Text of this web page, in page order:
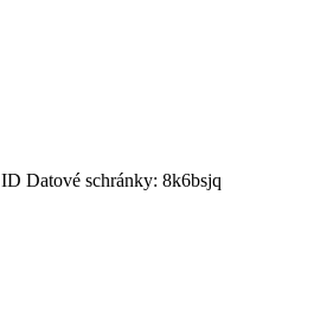
ID Datové schránky: 8k6bsjq